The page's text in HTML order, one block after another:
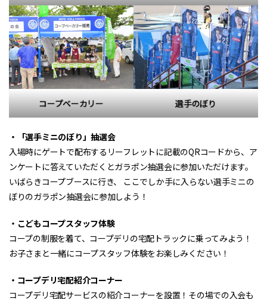
コープベーカリー 選手のぼり
・「選手ミニのぼり」抽選会
入場時にゲートで配布するリーフレットに記載のQRコードから、ア
ンケートに答えていただくとガラポン抽選会に参加いただけます。
いばらきコープブースに行き、 ここでしか手に入らない選手ミニの
ぼりのガラポン抽選会に参加しよう！
・こどもコープスタッフ体験
コープの制服を着て、コープデリの宅配トラックに乗ってみよう！
お子さまと一緒にコープスタッフ体験をお楽しみください！
・コープデリ宅配紹介コーナー
コープデリ宅配サービスの紹介コーナーを設置！その場での入会も